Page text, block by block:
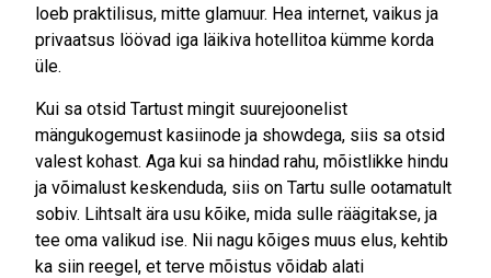
loeb praktilisus, mitte glamuur. Hea internet, vaikus ja
privaatsus löövad iga läikiva hotellitoa kümme korda
üle.
Kui sa otsid Tartust mingit suurejoonelist
mängukogemust kasiinode ja showdega, siis sa otsid
valest kohast. Aga kui sa hindad rahu, mõistlikke hindu
ja võimalust keskenduda, siis on Tartu sulle ootamatult
sobiv. Lihtsalt ära usu kõike, mida sulle räägitakse, ja
tee oma valikud ise. Nii nagu kõiges muus elus, kehtib
ka siin reegel, et terve mõistus võidab alati